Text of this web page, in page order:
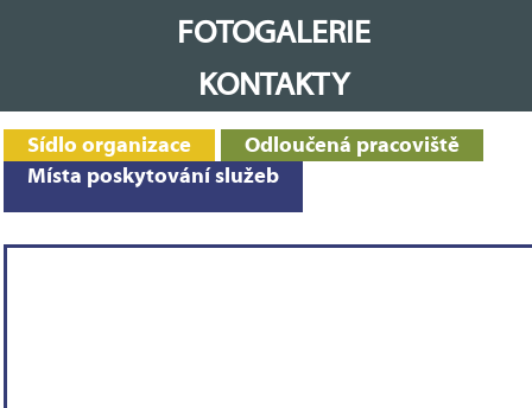
FOTOGALERIE
KONTAKTY
Sídlo organizace
Odloučená pracoviště
Místa poskytování služeb